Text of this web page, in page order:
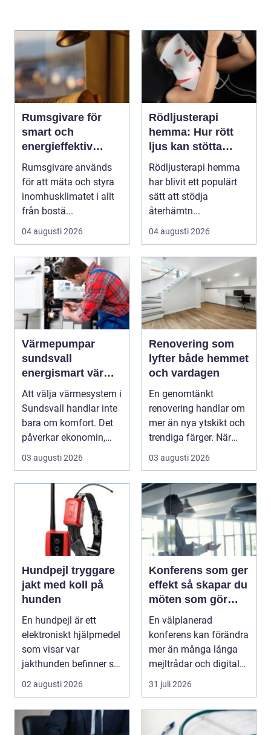
Rumsgivare för
smart och
energieffektiv
styrning av
inomhusklimat
Rumsgivare används
för att mäta och styra
inomhusklimatet i allt
från bostä...
04 augusti 2026
Rödljusterapi
hemma: Hur rött
ljus kan stötta
kroppens
återhämtning
Rödljusterapi hemma
har blivit ett populärt
sätt att stödja
återhämtn...
04 augusti 2026
Värmepumpar
sundsvall
energismart värme
för norrländskt
klimat
Att välja värmesystem i
Sundsvall handlar inte
bara om komfort. Det
påverkar ekonomin,
miljön och hu...
03 augusti 2026
Renovering som
lyfter både hemmet
och vardagen
En genomtänkt
renovering handlar om
mer än nya ytskikt och
trendiga färger. När
arbetet planeras väl...
03 augusti 2026
Hundpejl tryggare
jakt med koll på
hunden
En hundpejl är ett
elektroniskt hjälpmedel
som visar var
jakthunden befinner sig
i realtid. Halsband...
02 augusti 2026
Konferens som ger
effekt så skapar du
möten som gör
skillnad
En välplanerad
konferens kan förändra
mer än många långa
mejltrådar och digitala
möten tillsammans. ...
31 juli 2026